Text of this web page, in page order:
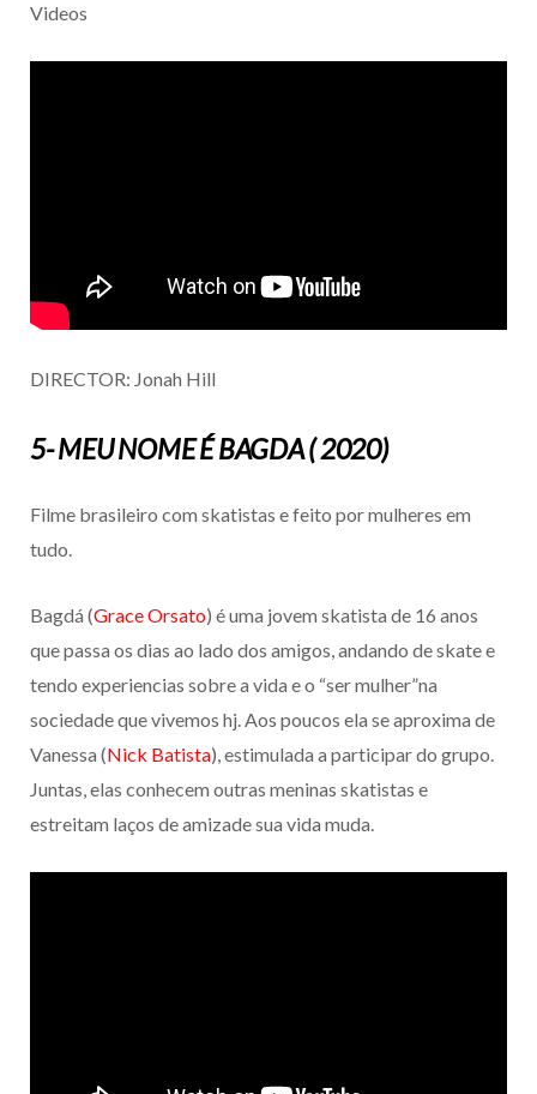
Videos
DIRECTOR: Jonah Hill
5- MEU NOME É BAGDA ( 2020)
Filme brasileiro com skatistas e feito por mulheres em
tudo.
Bagdá (Grace Orsato) é uma jovem skatista de 16 anos
que passa os dias ao lado dos amigos, andando de skate e
tendo experiencias sobre a vida e o “ser mulher”na
sociedade que vivemos hj. Aos poucos ela se aproxima de
Vanessa (Nick Batista), estimulada a participar do grupo.
Juntas, elas conhecem outras meninas skatistas e
estreitam laços de amizade sua vida muda.